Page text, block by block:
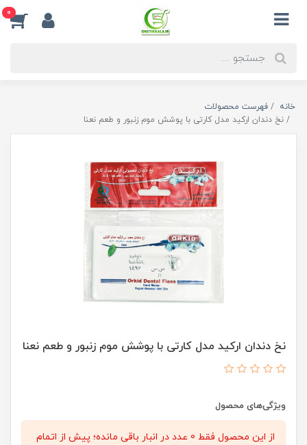
0
خانه
فهرست محصولات
نخ دندان ارکید مدل کارتی با پوشش موم زنبور و طعم نعنا
نخ دندان ارکید مدل کارتی با پوشش موم زنبور و طعم نعنا
ویژگی‌های محصول
از این محصول فقط 0 عدد در انبار باقی مانده؛ پیش از اتمام